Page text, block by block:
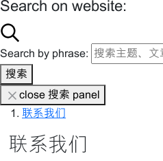
Search on website:
Search by phrase:
搜索
close 搜索 panel
联系我们
联系我们